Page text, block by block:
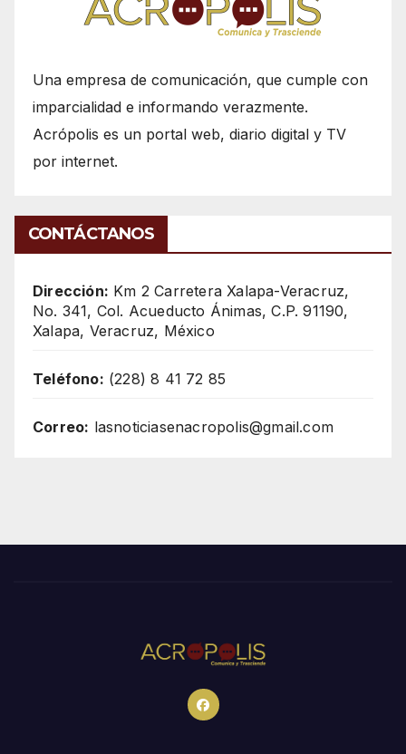
Una empresa de comunicación, que cumple con
imparcialidad e informando verazmente.
Acrópolis es un portal web, diario digital y TV
por internet.
CONTÁCTANOS
Dirección: Km 2 Carretera Xalapa-Veracruz,
No. 341, Col. Acueducto Ánimas, C.P. 91190,
Xalapa, Veracruz, México
Teléfono: (228) 8 41 72 85
Correo: lasnoticiasenacropolis@gmail.com